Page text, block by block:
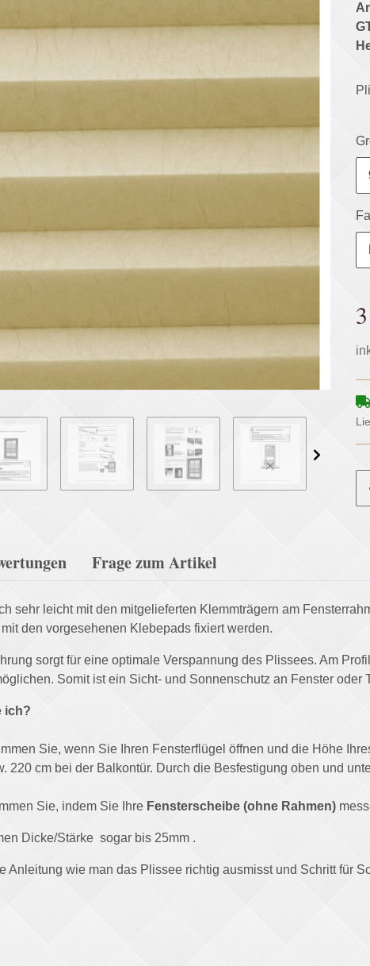
Frage zum Artikel
sehr leicht mit den mitgelieferten Klemmträgern am
den vorgesehenen Klebepads fixiert werden.
sorgt für eine optimale Verspannung des Plissees. Am
Somit ist ein Sicht- und Sonnenschutz an Fenster oder
ich?
Sie, wenn Sie Ihren Fensterflügel öffnen und die Höhe
220 cm bei der Balkontür. Durch die Besfestigung oben und
Sie, indem Sie Ihre Fensterscheibe (ohne Rahmen)
Dicke/Stärke sogar bis 25mm .
Anleitung wie man das Plissee richtig ausmisst und Schritt für